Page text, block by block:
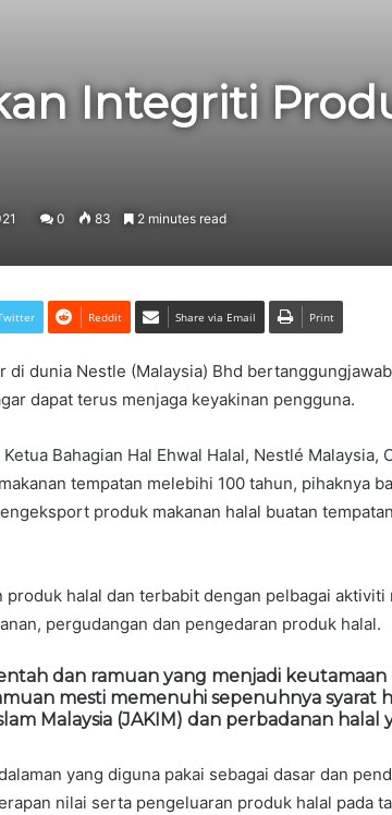
Integriti
0 83 2 minutes read
Reddit Share via Email Print
di dunia Nestle (Malaysia) Bhd
dapat terus menjaga keyakinan pengguna.
Bahagian Hal Ehwal Halal, Nestlé Malaysia,
tempatan melebihi 100 tahun, pihaknya
produk makanan halal buatan
produk halal dan terbabit dengan pelbagai aktiviti
pergudangan dan pengedaran produk halal.
dan ramuan yang menjadi keutamaan
mesti memenuhi sepenuhnya syarat
Malaysia (JAKIM) dan perbadanan halal
yang diguna pakai sebagai dasar dan
nilai serta pengeluaran produk halal pada